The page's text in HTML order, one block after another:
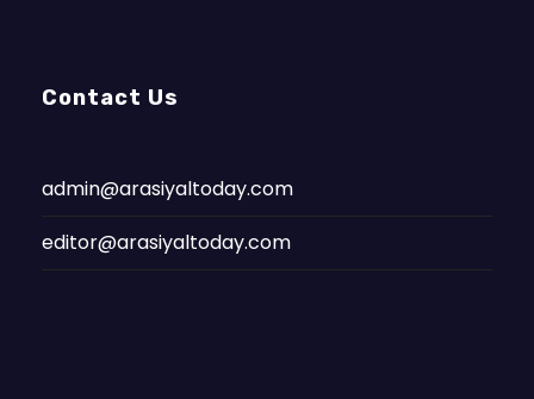
Contact Us
admin@arasiyaltoday.com
editor@arasiyaltoday.com